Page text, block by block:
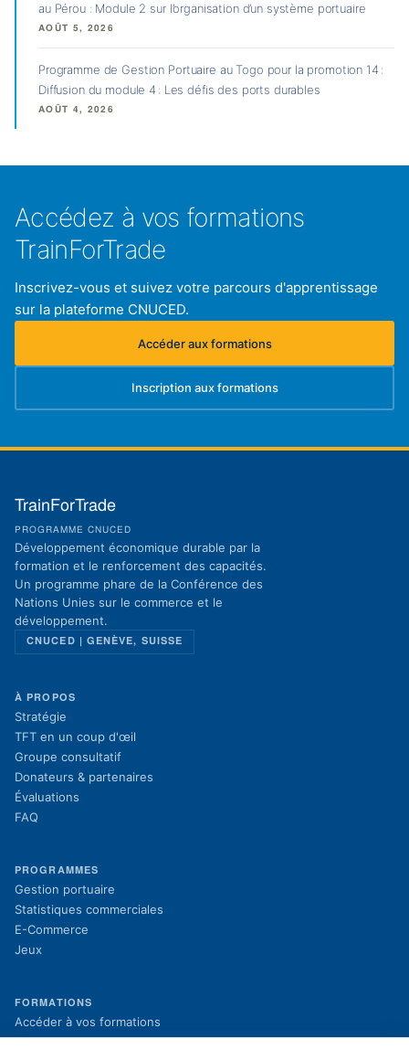
au Pérou : Module 2 sur l’organisation d’un système portuaire
AOÛT 5, 2026
Programme de Gestion Portuaire au Togo pour la promotion 14 :
Diffusion du module 4 : Les défis des ports durables
AOÛT 4, 2026
Accédez à vos formations
TrainForTrade
Inscrivez-vous et suivez votre parcours d'apprentissage
sur la plateforme CNUCED.
Accéder aux formations
(s'ouvre dans un nouvel onglet)
Inscription aux formations
(s'ouvre dans un nouvel onglet)
TrainForTrade
PROGRAMME CNUCED
Développement économique durable par la
formation et le renforcement des capacités.
Un programme phare de la Conférence des
Nations Unies sur le commerce et le
développement.
CNUCED | GENÈVE, SUISSE
À PROPOS
Stratégie
TFT en un coup d'œil
Groupe consultatif
Donateurs & partenaires
Évaluations
FAQ
PROGRAMMES
Gestion portuaire
Statistiques commerciales
E-Commerce
Jeux
FORMATIONS
Accéder à vos formations
Inscription aux formations(s'ouvre dans un nouvel onglet)